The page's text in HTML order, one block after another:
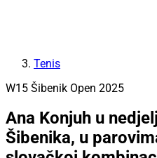
Tenis
W15 Šibenik Open 2025
Ana Konjuh u
Šibenika, u